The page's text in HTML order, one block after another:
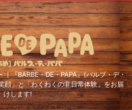
『BARBE・DE・PAPA』(バルブ・デ・
顔」と「わくわくの非日常体験」をお届
けします!